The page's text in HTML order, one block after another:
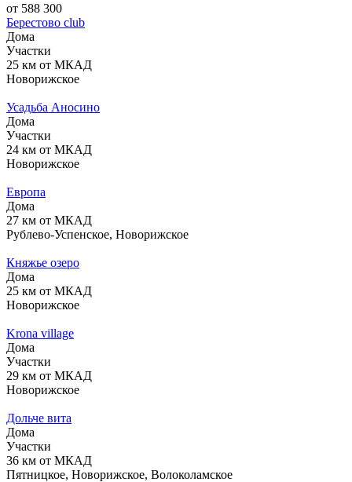
от 588 300
Берестово club
Дома
Участки
25 км от МКАД
Новорижское
Усадьба Аносино
Дома
Участки
24 км от МКАД
Новорижское
Европа
Дома
27 км от МКАД
Рублево-Успенское, Новорижское
Княжье озеро
Дома
25 км от МКАД
Новорижское
Krona village
Дома
Участки
29 км от МКАД
Новорижское
Дольче вита
Дома
Участки
36 км от МКАД
Пятницкое, Новорижское, Волоколамское